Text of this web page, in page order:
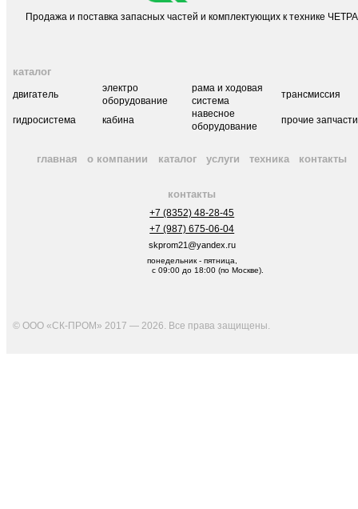
Продажа и поставка запасных частей и комплектующих к технике ЧЕТРА
каталог
двигатель
электро
оборудование
рама и ходовая
система
трансмиссия
гидросистема кабина
навесное
оборудование
прочие запчасти
главная о компании каталог услуги техника контакты
контакты
+7 (8352) 48-28-45
+7 (987) 675-06-04
skprom21@yandex.ru
понедельник - пятница,
с 09:00 до 18:00 (по Москве).
© ООО «СК-ПРОМ» 2017 — 2026. Все права защищены